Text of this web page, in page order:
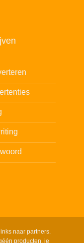
naar partners.
producten, je